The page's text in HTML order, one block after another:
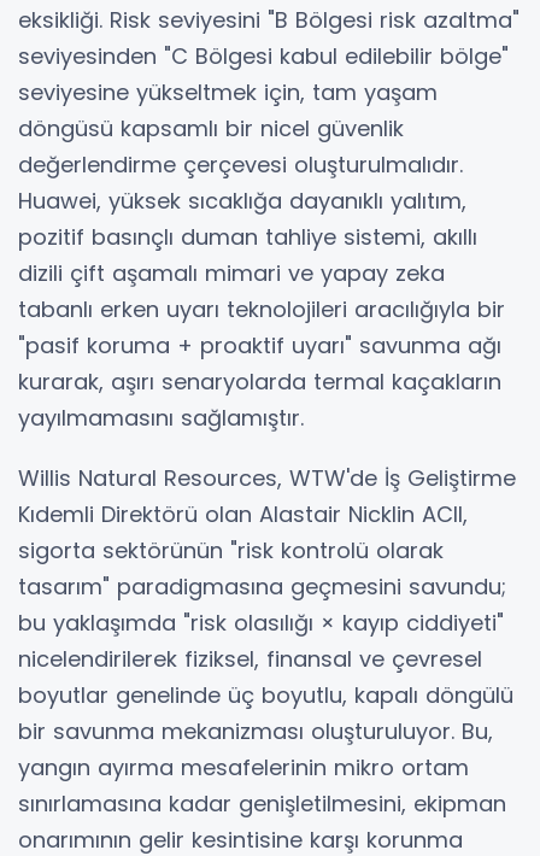
eksikliği. Risk seviyesini "B Bölgesi risk azaltma"
seviyesinden "C Bölgesi kabul edilebilir bölge"
seviyesine yükseltmek için, tam yaşam
döngüsü kapsamlı bir nicel güvenlik
değerlendirme çerçevesi oluşturulmalıdır.
Huawei, yüksek sıcaklığa dayanıklı yalıtım,
pozitif basınçlı duman tahliye sistemi, akıllı
dizili çift aşamalı mimari ve yapay zeka
tabanlı erken uyarı teknolojileri aracılığıyla bir
"pasif koruma + proaktif uyarı" savunma ağı
kurarak, aşırı senaryolarda termal kaçakların
yayılmamasını sağlamıştır.
Willis Natural Resources, WTW'de İş Geliştirme
Kıdemli Direktörü olan Alastair Nicklin ACII,
sigorta sektörünün "risk kontrolü olarak
tasarım" paradigmasına geçmesini savundu;
bu yaklaşımda "risk olasılığı × kayıp ciddiyeti"
nicelendirilerek fiziksel, finansal ve çevresel
boyutlar genelinde üç boyutlu, kapalı döngülü
bir savunma mekanizması oluşturuluyor. Bu,
yangın ayırma mesafelerinin mikro ortam
sınırlamasına kadar genişletilmesini, ekipman
onarımının gelir kesintisine karşı korunma